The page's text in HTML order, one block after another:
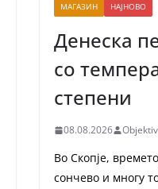
МАГАЗИН НАЈНОВО
Денеска
со
степени
08.08.2026
Во Скопје,
сончево и многу